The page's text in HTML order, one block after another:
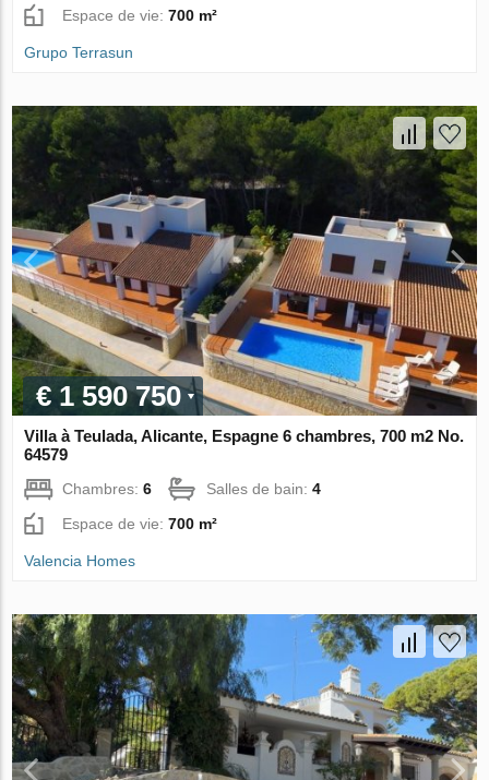
Espace de vie:700 m²
Grupo Terrasun
€ 1 590 750
Villa à Teulada, Alicante, Espagne 6 chambres, 700 m2 No.
64579
Chambres:6 Salles de bain:4
Espace de vie:700 m²
Valencia Homes